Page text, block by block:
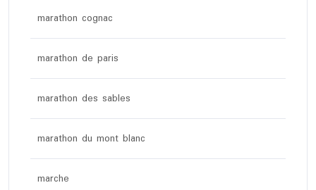
marathon cognac
marathon de paris
marathon des sables
marathon du mont blanc
marche